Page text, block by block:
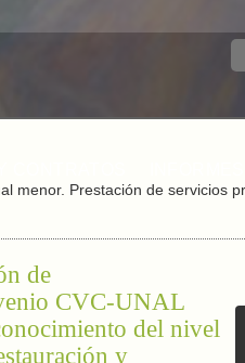
menor. Prestación de servicios
de
CVC-UNAL
del nivel
y